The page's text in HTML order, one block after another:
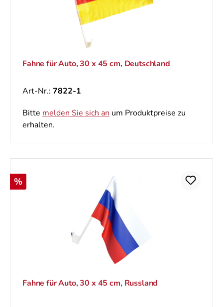
Fahne für Auto, 30 x 45 cm, Deutschland
Art-Nr.: 7822-1
Bitte melden Sie sich an um Produktpreise zu
erhalten.
Rabatt
%
Fahne für Auto, 30 x 45 cm, Russland